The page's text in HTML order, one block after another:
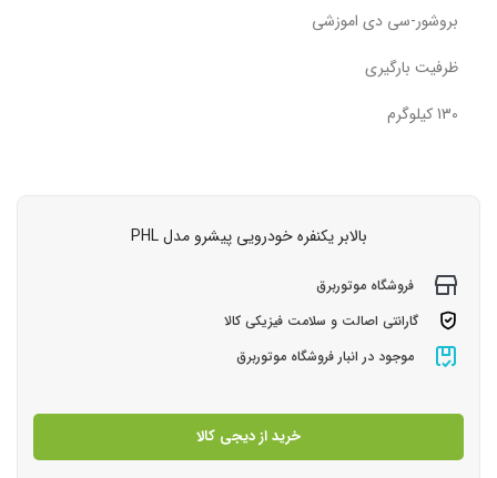
بروشور-سی دی اموزشی
ظرفیت بارگیری
130 کیلوگرم
بالابر یکنفره خودرویی پیشرو مدل PHL
فروشگاه موتوربرق
گارانتی اصالت و سلامت فیزیکی کالا
موجود در انبار فروشگاه موتوربرق
خرید از دیجی کالا